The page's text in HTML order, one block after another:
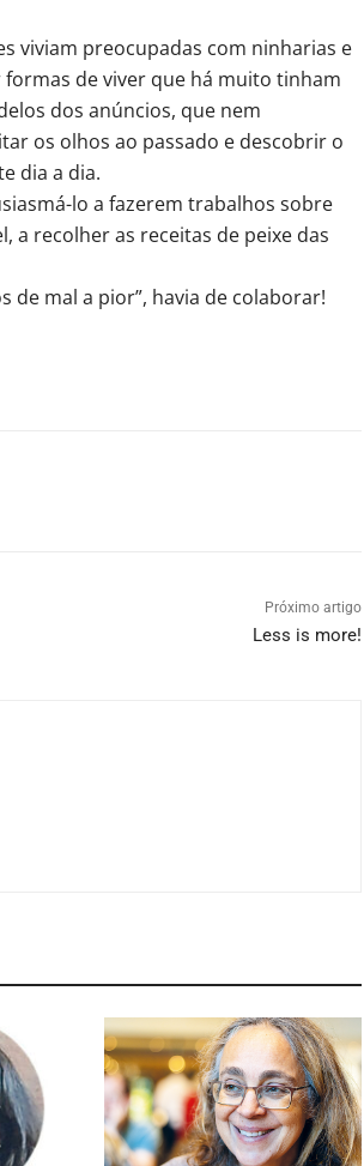
viviam preocupadas com ninharias e
de viver que há muito tinham
dos anúncios, que nem
os olhos ao passado e descobrir o
dia a dia.
lo a fazerem trabalhos sobre
a recolher as receitas de peixe das
de mal a pior”, havia de colaborar!
Próximo artigo
Less is more!